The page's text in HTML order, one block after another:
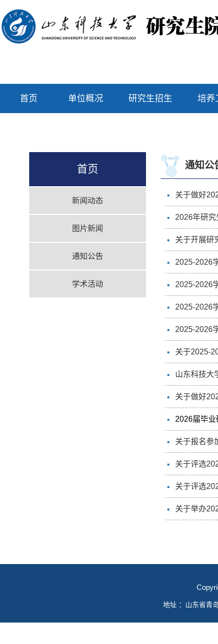
首页 单位概况 研究生招生 培养
首页
新闻动态
图片新闻
通知公告
学术活动
通知公
关于做好
2026年研
关于开展研
2025-2026
2025-2026
2025-2026
2025-2026
关于2025-
山东科技大
关于做好
2026届毕
关于报名参
关于评选
关于评选
关于举办
地址 ：山东省青